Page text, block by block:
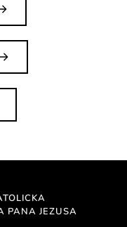
PANA JEZUSA